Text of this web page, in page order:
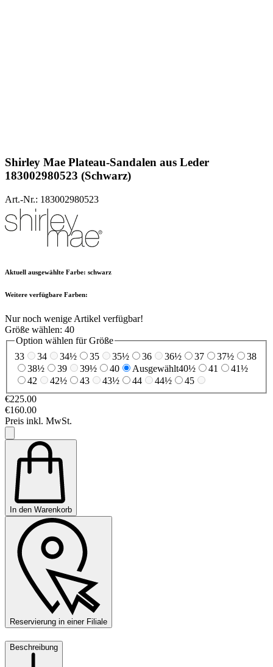
Shirley Mae Plateau-Sandalen aus Leder
183002980523 (Schwarz)
Art.-Nr.: 183002980523
Aktuell ausgewählte Farbe: schwarz
Weitere verfügbare Farben:
Nur noch wenige Artikel verfügbar!
Größe wählen: 40
Option wählen für Größe
33
34 34½ 35 35½ 36 36½ 37 37½
38
38½
39 39½ 40 Ausgewählt40½ 41
41½
42
42½ 43 43½ 44 44½
45
€225.00
€160.00
Preis inkl. MwSt.
In den Warenkorb
Reservierung in einer Filiale
Beschreibung